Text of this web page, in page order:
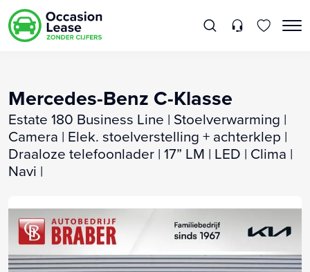
Mercedes-Benz C-Klasse
Estate 180 Business Line | Stoelverwarming |
Camera | Elek. stoelverstelling + achterklep |
Draaloze telefoonlader | 17” LM | LED | Clima |
Navi |